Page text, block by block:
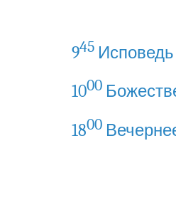
945 Исповедь
1000
1800